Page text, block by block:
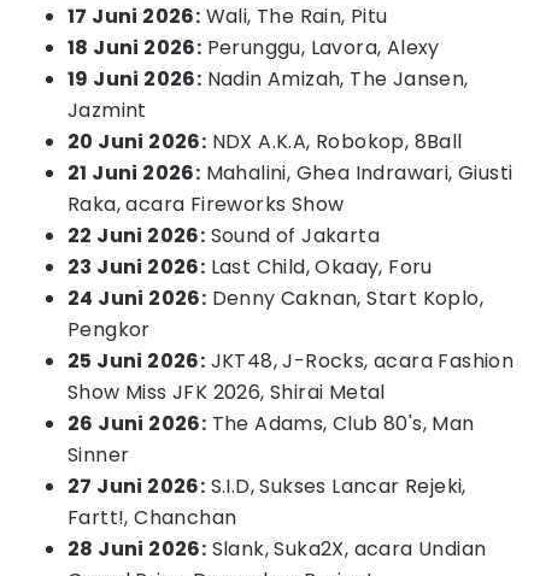
17 Juni 2026: Wali, The Rain, Pitu
18 Juni 2026: Perunggu, Lavora, Alexy
19 Juni 2026: Nadin Amizah, The Jansen,
Jazmint
20 Juni 2026: NDX A.K.A, Robokop, 8Ball
21 Juni 2026: Mahalini, Ghea Indrawari, Giusti
Raka, acara Fireworks Show
22 Juni 2026: Sound of Jakarta
23 Juni 2026: Last Child, Okaay, Foru
24 Juni 2026: Denny Caknan, Start Koplo,
Pengkor
25 Juni 2026: JKT48, J-Rocks, acara Fashion
Show Miss JFK 2026, Shirai Metal
26 Juni 2026: The Adams, Club 80's, Man
Sinner
27 Juni 2026: S.I.D, Sukses Lancar Rejeki,
Fartt!, Chanchan
28 Juni 2026: Slank, Suka2X, acara Undian